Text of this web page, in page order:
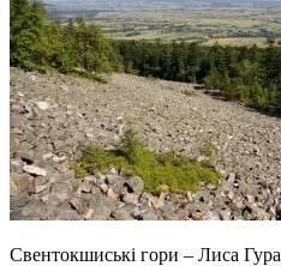
Свентокшиські гори – Лиса Гура